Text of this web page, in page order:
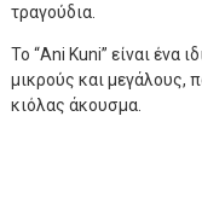
τραγούδια.
Το “Ani Kuni” είναι ένα
μικρούς και μεγάλους,
κιόλας άκουσμα.